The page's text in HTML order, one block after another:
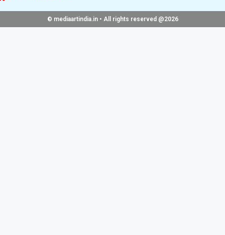
© mediaartindia.in • All rights reserved @2026